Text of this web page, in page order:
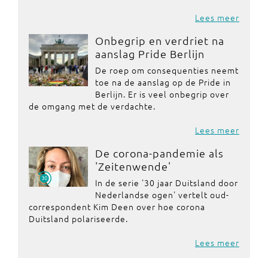
Lees meer
Onbegrip en verdriet na
aanslag Pride Berlijn
De roep om consequenties neemt
toe na de aanslag op de Pride in
Berlijn. Er is veel onbegrip over
de omgang met de verdachte.
Lees meer
De corona-pandemie als
'Zeitenwende'
In de serie '30 jaar Duitsland door
Nederlandse ogen' vertelt oud-
correspondent Kim Deen over hoe corona
Duitsland polariseerde.
Lees meer